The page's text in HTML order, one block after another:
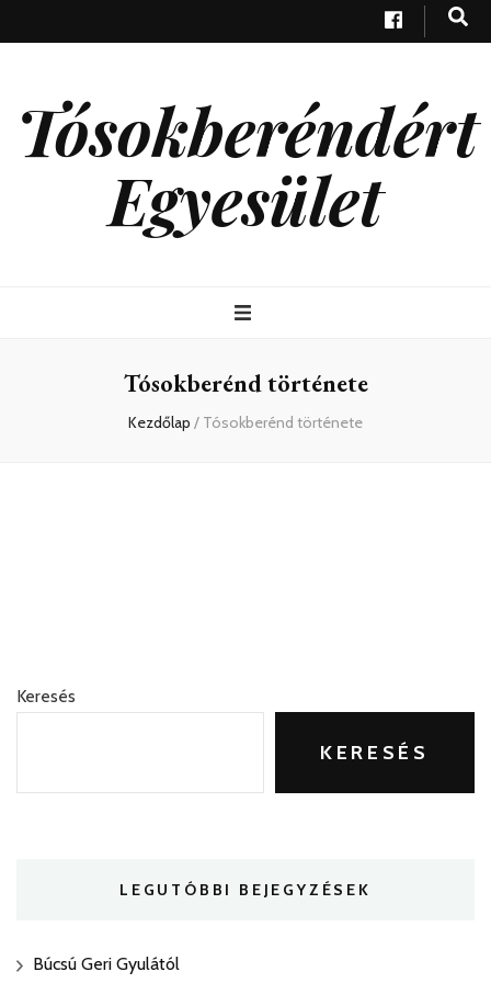
Tósokberéndért
Egyesület
Tósokberénd története
Kezdőlap / Tósokberénd története
Keresés
KERESÉS
LEGUTÓBBI BEJEGYZÉSEK
Búcsú Geri Gyulától